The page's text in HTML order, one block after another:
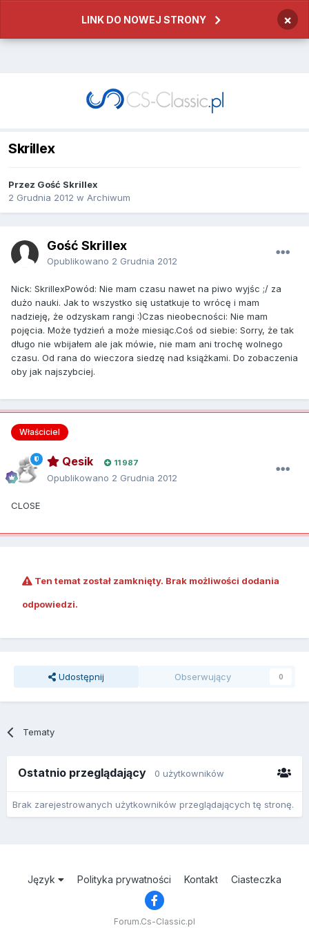
LINK DO NOWEJ STRONY ×
Skrillex
Przez Gość Skrillex
2 Grudnia 2012 w Archiwum
Gość Skrillex
Opublikowano 2 Grudnia 2012
Nick: SkrillexPowód: Nie mam czasu nawet na piwo wyjśc ;/ za
dużo nauki. Jak to wszystko się ustatkuje to wrócę i mam
nadzieję, że odzyskam rangi :)Czas nieobecności: Nie mam
pojęcia. Może tydzień a może miesiąc.Coś od siebie: Sorry, że tak
długo nie wbijałem ale jak mówie, nie mam ani trochę wolnego
czasu. Od rana do wieczora siedzę nad książkami. Do zobaczenia
oby jak najszybciej.
Właściciel
Qesik 11 987
Opublikowano 2 Grudnia 2012
CLOSE
Ten temat został zamknięty. Brak możliwości dodania
odpowiedzi.
Udostępnij Obserwujący 0
Tematy
Ostatnio przeglądający 0 użytkowników
Brak zarejestrowanych użytkowników przeglądających tę stronę.
Język Polityka prywatności Kontakt Ciasteczka
Forum.Cs-Classic.pl